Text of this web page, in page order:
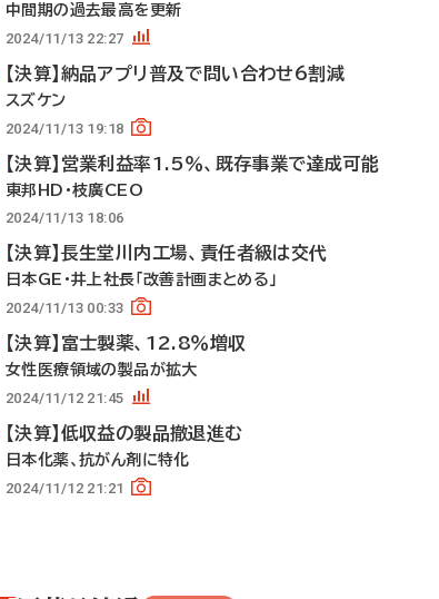
中間期の過去最高を更新
2024/11/13 22:27
【決算】納品アプリ普及で問い合わせ6割減
スズケン
2024/11/13 19:18
【決算】営業利益率1.5％、既存事業で達成可能
東邦HD・枝廣CEO
2024/11/13 18:06
【決算】長生堂川内工場、責任者級は交代
日本GE・井上社長「改善計画まとめる」
2024/11/13 00:33
【決算】富士製薬、12.8％増収
女性医療領域の製品が拡大
2024/11/12 21:45
【決算】低収益の製品撤退進む
日本化薬、抗がん剤に特化
2024/11/12 21:21